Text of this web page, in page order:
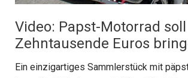
Video: Papst-Motorrad soll
Zehntausende Euros
Ein einzigartiges Sammlerstück mit